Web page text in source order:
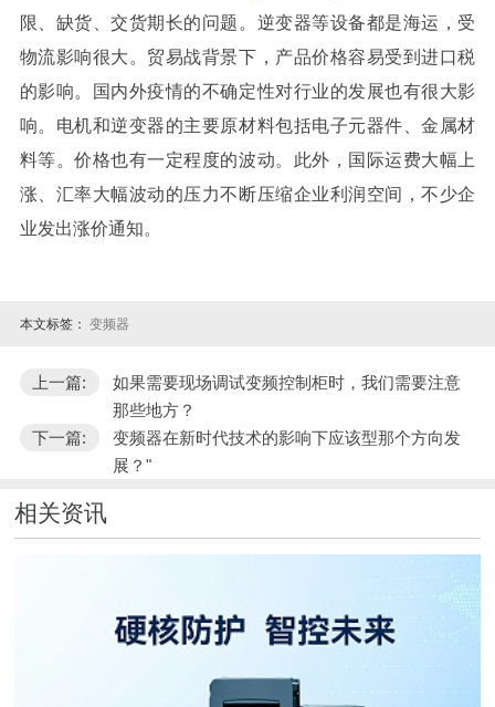
限、缺货、交货期长的问题。逆变器等设备都是海运，受
物流影响很大。贸易战背景下，产品价格容易受到进口税
的影响。国内外疫情的不确定性对行业的发展也有很大影
响。电机和逆变器的主要原材料包括电子元器件、金属材
料等。价格也有一定程度的波动。此外，国际运费大幅上
涨、汇率大幅波动的压力不断压缩企业利润空间，不少企
业发出涨价通知。
本文标签： 变频器
上一篇:
如果需要现场调试变频控制柜时，我们需要注意
那些地方？
下一篇:
变频器在新时代技术的影响下应该型那个方向发
展？"
相关资讯